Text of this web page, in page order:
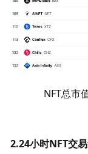
NFT总市
2.24小时NFT交